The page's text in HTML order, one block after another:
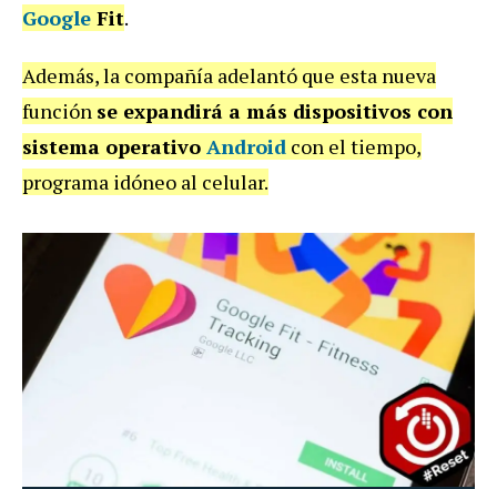
Google Fit.
Además, la compañía adelantó que esta nueva
función se expandirá a más dispositivos con
sistema operativo Android con el tiempo,
programa idóneo al celular.